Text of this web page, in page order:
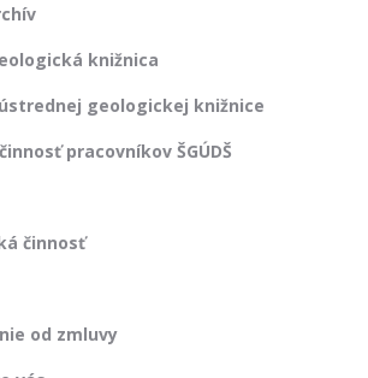
knižnica
geologickej knižnice
pracovníkov ŠGÚDŠ
činnosť
od zmluvy